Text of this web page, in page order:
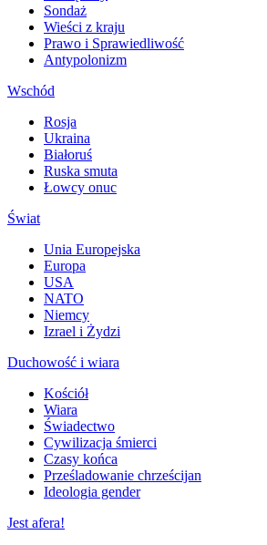
Sondaż
Wieści z kraju
Prawo i Sprawiedliwość
Antypolonizm
Wschód
Rosja
Ukraina
Białoruś
Ruska smuta
Łowcy onuc
Świat
Unia Europejska
Europa
USA
NATO
Niemcy
Izrael i Żydzi
Duchowość i wiara
Kościół
Wiara
Świadectwo
Cywilizacja śmierci
Czasy końca
Prześladowanie chrześcijan
Ideologia gender
Jest afera!